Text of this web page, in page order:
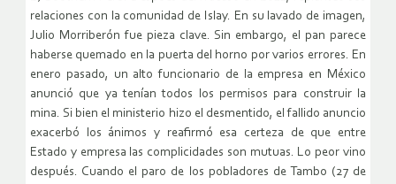
relaciones con la comunidad de Islay. En su lavado de imagen,
Julio Morriberón fue pieza clave. Sin embargo, el pan parece
haberse quemado en la puerta del horno por varios errores. En
enero pasado, un alto funcionario de la empresa en México
anunció que ya tenían todos los permisos para construir la
mina. Si bien el ministerio hizo el desmentido, el fallido anuncio
exacerbó los ánimos y reafirmó esa certeza de que entre
Estado y empresa las complicidades son mutuas. Lo peor vino
después. Cuando el paro de los pobladores de Tambo (27 de